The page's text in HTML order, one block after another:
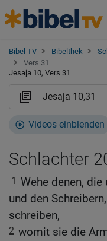
Bibel TV Bibelthek
Vers 31
Jesaja 10, Vers 31
Videos einblenden
Schlachter
1 Wehe denen, die
und den
schreiben,
2 womit sie die